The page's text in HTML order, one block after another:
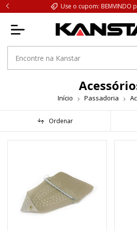
Use o cupom: BEMVINDO
Início Passadoria
Ordenar